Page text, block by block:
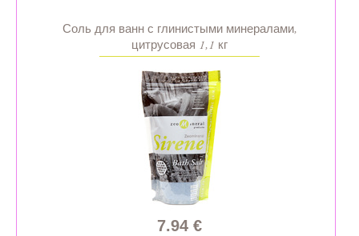
Соль для ванн с глинистыми минералами,
цитрусовая 1,1 кг
7.94 €